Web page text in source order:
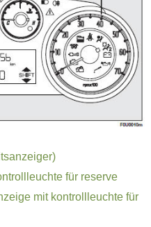
für reserve
mit kontrollleuchte für